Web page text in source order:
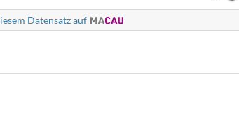
Datensatz auf